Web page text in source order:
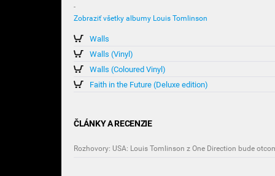
-
Zobraziť všetky albumy Louis Tomlinson
Walls
Walls (Vinyl)
Walls (Coloured Vinyl)
Faith in the Future (Deluxe edition)
ČLÁNKY A RECENZIE
Rozhovory: USA: Louis Tomlinson z One Direction bude